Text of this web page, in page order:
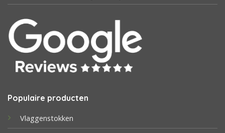
Populaire producten
Vlaggenstokken